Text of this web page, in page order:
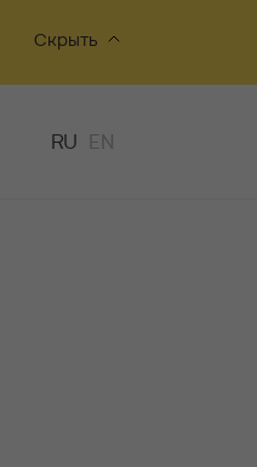
Скрыть
RU EN